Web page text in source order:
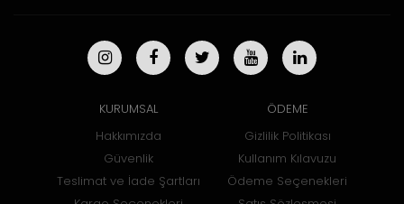
KURUMSAL
Hakkımızda
Güvenlik
Teslimat ve İade Şartları
ÖDEME
Gizlilik Politikası
Kullanım Kılavuzu
Ödeme Seçenekleri